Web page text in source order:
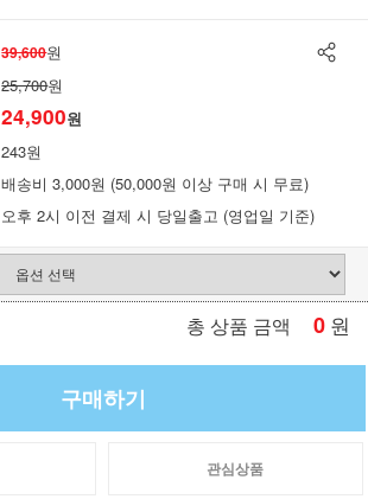
39,600원
25,700원
24,900원
243원
배송비 3,000원 (50,000원 이상 구매 시 무료)
오후 2시 이전 결제 시 당일출고 (영업일 기준)
총 상품 금액 0 원
구매하기
관심상품